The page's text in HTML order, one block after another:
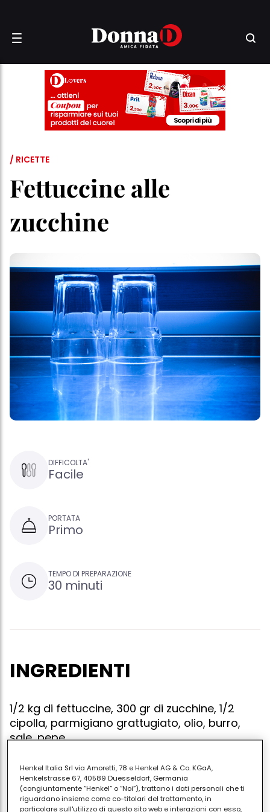
/ RICETTE
Fettuccine alle
zucchine
DIFFICOLTA'
Facile
PORTATA
Primo
TEMPO DI PREPARAZIONE
30 minuti
INGREDIENTI
1/2 kg di fettuccine, 300 gr di zucchine, 1/2
cipolla, parmigiano grattugiato, olio, burro,
sale, pepe
Cuocere la pasta. in un padellino, mettere olio, burro,
cipolla tagliata sottile e quindi fare imbiondire.
Henkel Italia Srl via Amoretti, 78 e Henkel AG & Co. KGaA,
Henkelstrasse 67, 40589 Duesseldorf, Germania
(congiuntamente “Henkel” o “Noi”), trattano i dati personali che ti
riguardano insieme come co-titolari del trattamento, in
particolare sull'utilizzo di questo sito web e interazioni con esso,